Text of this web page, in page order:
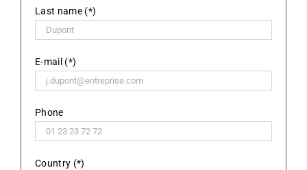
Last name (*)
E-mail (*)
Phone
Country (*)